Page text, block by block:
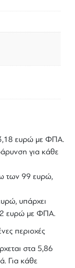
3,18 ευρώ με ΦΠΑ.
για κάθε
των 99 ευρώ,
υπάρχει
ευρώ με ΦΠΑ.
περιοχές
στα 5,86
Για κάθε